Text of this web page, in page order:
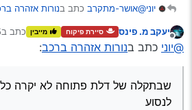
יוני@אושר-מתקרב כתב בנורות אזהרה
@יוניבדר’'כ זה תלוי בצבע של הנורה
אדום-אי אפשר לנסוע ככה
תמשיך לנסוע ולעומת זה לחץ שמן נמוך
יעקב מ. פינס סיירת פיקוח מייבין כתב ב
נערך
@יוני כתב בנורות אזהרה ברכב:
שבתקלה של דלת פתוחה לא יקרה
לנסוע